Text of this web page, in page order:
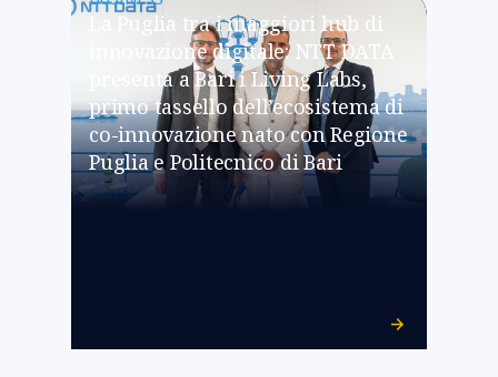
La Puglia tra i maggiori hub di
innovazione digitale: NTT DATA
presenta a Bari i Living Labs,
primo tassello dell’ecosistema di
co-innovazione nato con Regione
Puglia e Politecnico di Bari